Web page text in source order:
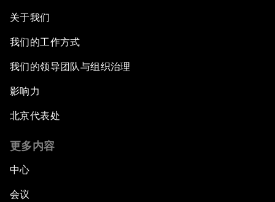
关于我们
我们的工作方式
我们的领导团队与组织治理
影响力
北京代表处
更多内容
中心
会议